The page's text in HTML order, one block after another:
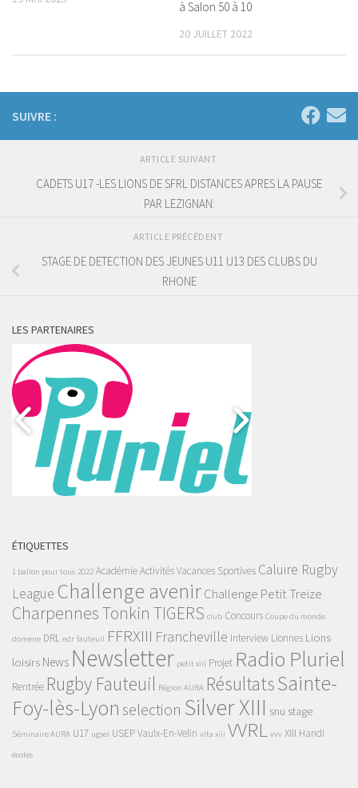
à Salon 50 à 10
20 JUILLET 2022
SUIVRE :
ARTICLE SUIVANT
CADETS U17 -LES LIONS DE SFRL DISTANCES APRES LA PAUSE
PAR LEZIGNAN:
ARTICLE PRÉCÉDENT
STAGE DE DETECTION DES JEUNES U11 U13 DES CLUBS DU
RHONE
LES PARTENAIRES
ÉTIQUETTES
1 ballon pour tous 2022 AcadémieActivités Vacances Sportives Caluire Rugby
League Challenge avenirChallenge Petit Treize
Charpennes Tonkin TIGERS club Concours Coupe du monde
domene DRL edr fauteuil FFRXIII Francheville Interview Lionnes Lions
loisirs News Newsletter petit xiii Projet Radio Pluriel
Rentrée Rugby Fauteuil Région AURA RésultatsSainte-
Foy-lès-Lyon selection Silver XIII snu stage
Séminaire AURA U17 ugsel USEPVaulx-En-Velin vita xiii VVRL vvv XIII Handi
écoles